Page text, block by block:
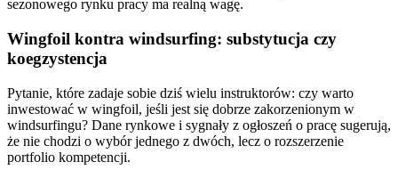
sezonowego rynku pracy ma realną wagę.
Wingfoil kontra windsurfing: substytucja czy
koegzystencja
Pytanie, które zadaje sobie dziś wielu instruktorów: czy warto
inwestować w wingfoil, jeśli jest się dobrze zakorzenionym w
windsurfingu? Dane rynkowe i sygnały z ogłoszeń o pracę sugerują,
że nie chodzi o wybór jednego z dwóch, lecz o rozszerzenie
portfolio kompetencji.